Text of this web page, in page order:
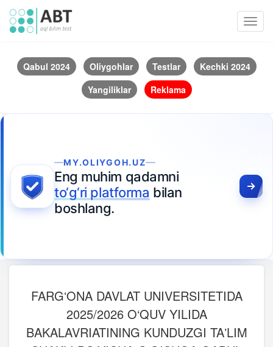
Qabul 2024 Oliygohlar Testlar
Kechki 2024
Yangiliklar
Reklama
MY.OLIYGOH.UZ
Eng muhim qadamni
to‘g‘ri platforma bilan
boshlang.
FARGʻONA DAVLAT UNIVERSITETIDA
2025/2026 O‘QUV YILIDA
BAKALAVRIATINING KUNDUZGI TAʼLIM